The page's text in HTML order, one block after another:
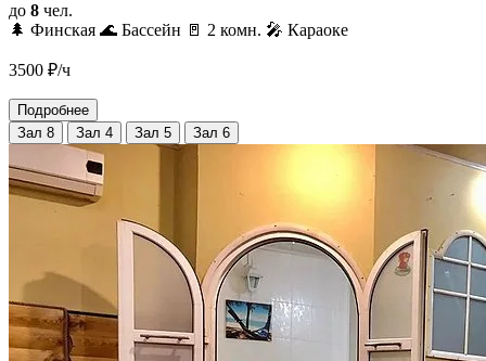
до 8 чел.
🌲 Финская 🌊 Бассейн 🚪 2 комн. 🎤 Караоке
3500 ₽/ч
Подробнее
Зал 8
Зал 4 Зал 5 Зал 6